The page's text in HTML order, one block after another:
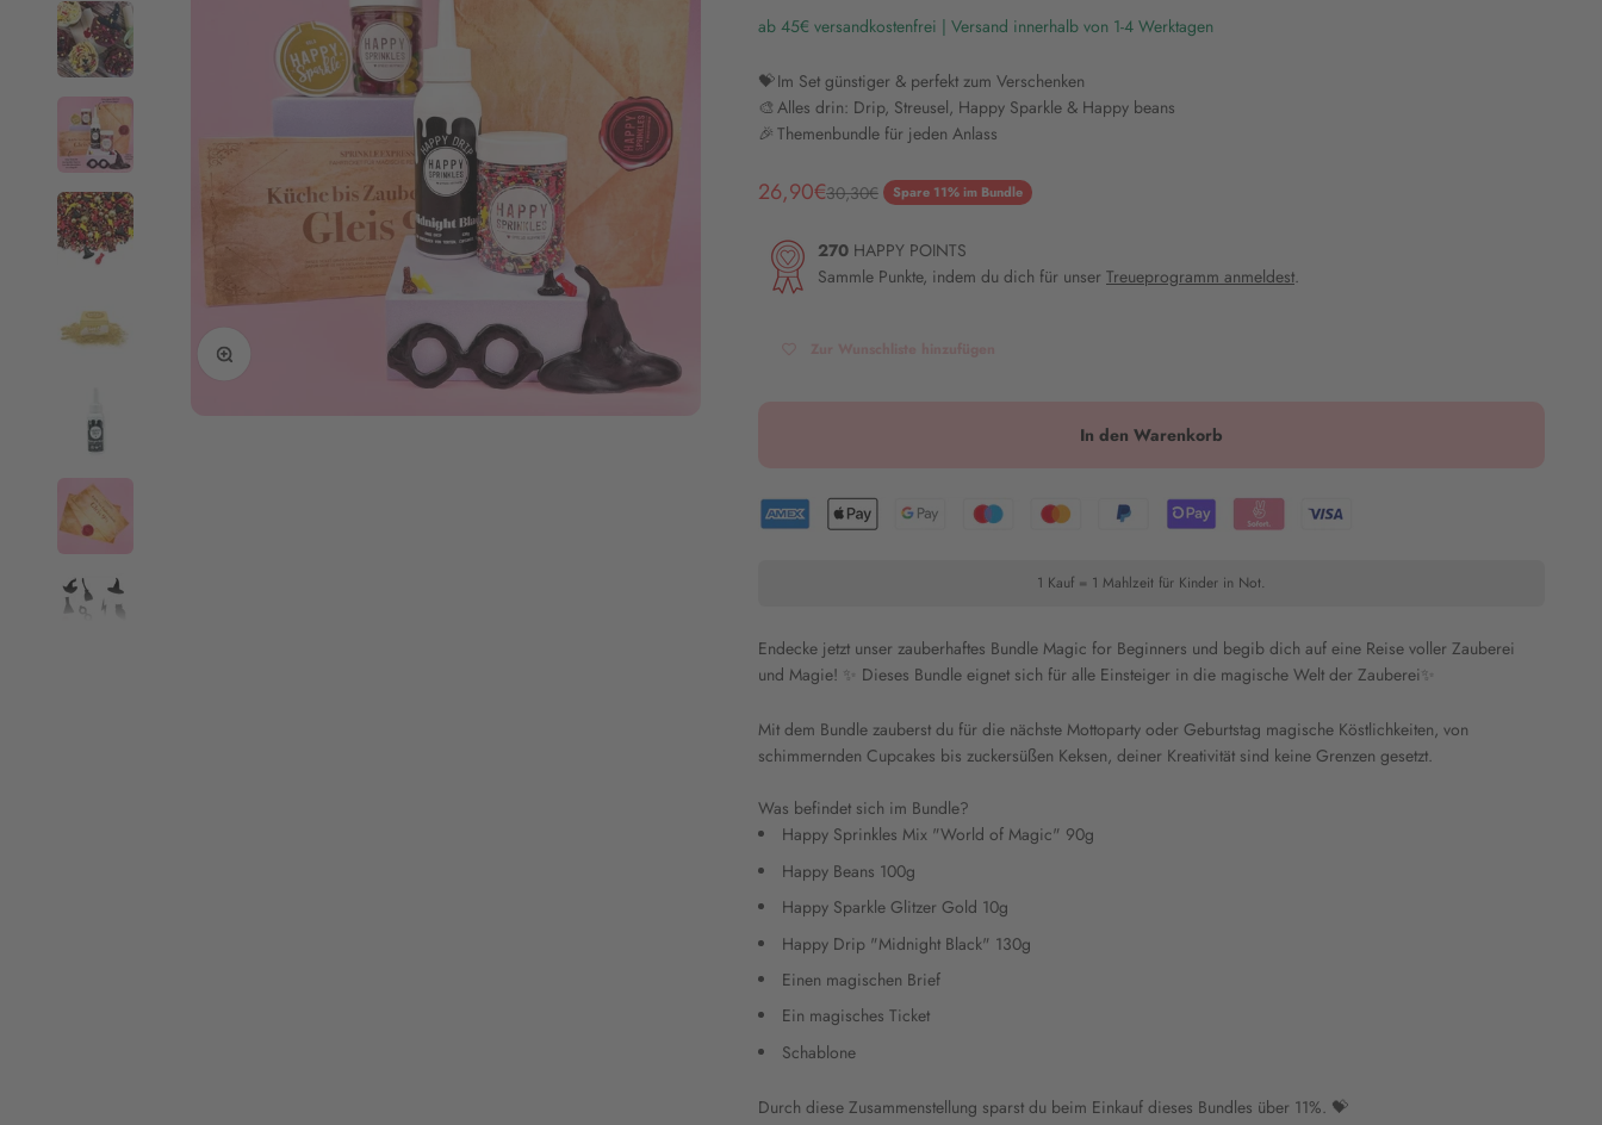
Bild vergrößern
ab 45€ versandkostenfrei | Versand innerhalb von 1-4 Werktagen
💝 Im Set günstiger & perfekt zum Verschenken
🎨 Alles drin: Drip, Streusel, Happy Sparkle & Happy beans
🎉 Themenbundle für jeden Anlass
Angebot
26,90€Regulärer Preis
30,30€ Spare 11% im Bundle
270 HAPPY POINTS
Sammle Punkte, indem du dich für unser Treueprogramm anmeldest.
In den Warenkorb
1 Kauf = 1 Mahlzeit für Kinder in Not.
Endecke jetzt unser zauberhaftes Bundle Magic for Beginners und begib dich auf eine Reise voller Zauberei
und Magie! ✨ Dieses Bundle eignet sich für alle Einsteiger in die magische Welt der Zauberei✨
Mit dem Bundle zauberst du für die nächste Mottoparty oder Geburtstag magische Köstlichkeiten, von
schimmernden Cupcakes bis zuckersüßen Keksen, deiner Kreativität sind keine Grenzen gesetzt.
Was befindet sich im Bundle?
Happy Sprinkles Mix "World of Magic" 90g
Happy Beans 100g
Happy Sparkle Glitzer Gold 10g
Happy Drip "Midnight Black" 130g
Einen magischen Brief
Ein magisches Ticket
Schablone
Durch diese Zusammenstellung sparst du beim Einkauf dieses Bundles über 11%. 💝